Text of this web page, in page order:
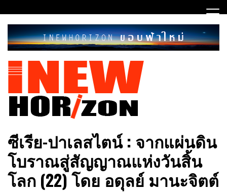
to
content
INEWHORIZON
ซีเรีย​-ปาเลสไตน์​ : จากแผ่นดิน
โบราณสู่สัญญาณ​แห่งวันสิ้น
โลก​ (22) โดย​ อดุลย์​ มานะจิตต์